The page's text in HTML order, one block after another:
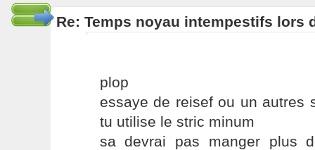
Re: Temps noyau intempestifs lors
plop
essaye de reisef ou un autres
tu utilise le stric minum
sa devrai pas manger plus